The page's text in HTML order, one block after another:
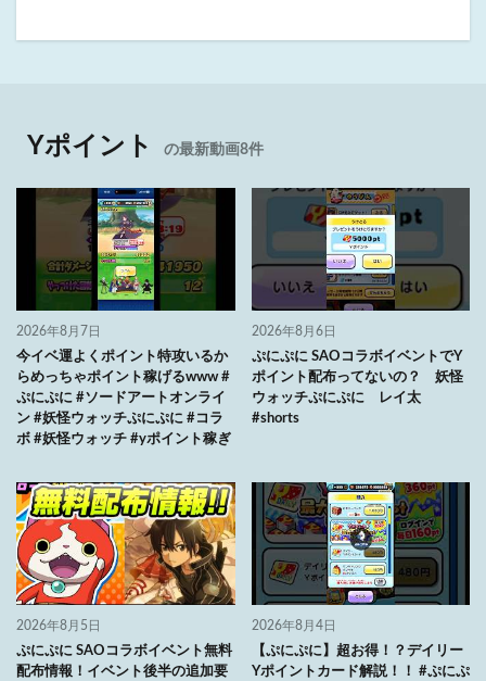
Yポイント の最新動画8件
2026年8月7日
今イベ運よくポイント特攻いるか
らめっちゃポイント稼げるwww #
ぷにぷに #ソードアートオンライ
ン #妖怪ウォッチぷにぷに #コラ
ボ #妖怪ウォッチ #yポイント稼ぎ
2026年8月6日
ぷにぷに SAOコラボイベントでY
ポイント配布ってないの？ 妖怪
ウォッチぷにぷに レイ太
#shorts
2026年8月5日
ぷにぷに SAOコラボイベント無料
配布情報！イベント後半の追加要
2026年8月4日
【ぷにぷに】超お得！？デイリー
Yポイントカード解説！！ #ぷにぷ